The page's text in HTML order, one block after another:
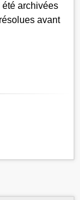
été archivées
avant